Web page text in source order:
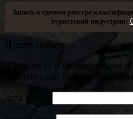
Запись в едином реестре
туристской индустрии:
Искать номер
Для поиска и бронирования
введите свои данные в поля
дата заезда